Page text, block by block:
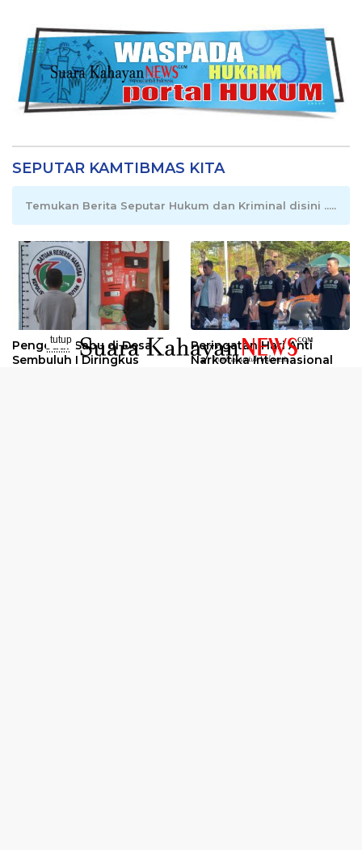
SEPUTAR KAMTIBMAS KITA
Temukan Berita Seputar Hukum dan Kriminal disini .....
Pengedar Sabu di Desa
Sembuluh I Diringkus
Peringatan Hari Anti
Narkotika Internasional
tutup
..........